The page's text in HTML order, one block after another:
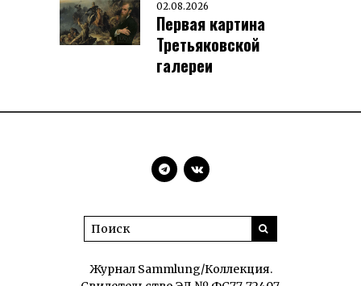
02.08.2026
Первая картина
Третьяковской
галереи
Журнал Sammlung/Коллекция.